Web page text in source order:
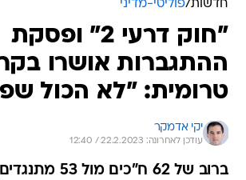
ההתגברות אושרו
טרומית: "לא הכול
יקי אדמקר
עודכן לאחרונה: 22.2.2023 / 12:40
ההצעה שנועדה לאפשר את מינויו
ש"ס, למרות פסילתו בבג"ץ. דרעי